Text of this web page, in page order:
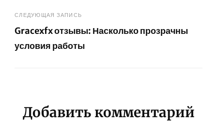
запись
СЛЕДУЮЩАЯ ЗАПИСЬ
Gracexfx отзывы: Насколько прозрачны
условия работы
Добавить комментарий